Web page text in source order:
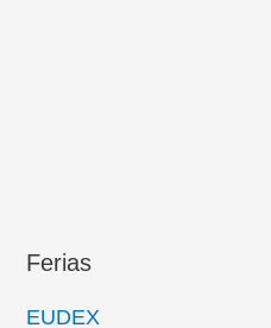
Ferias
EUDEX